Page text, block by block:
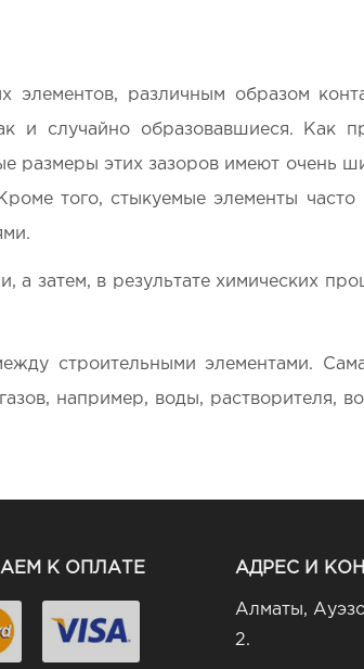
элементов, различным образом
и случайно образовавшиеся. Как
размеры этих зазоров имеют очень
того, стыкуемые элементы
затем, в результате химических
строительными элементами.
например, воды, растворителя,
К ОПЛАТЕ АДРЕС И
Алматы,
2.